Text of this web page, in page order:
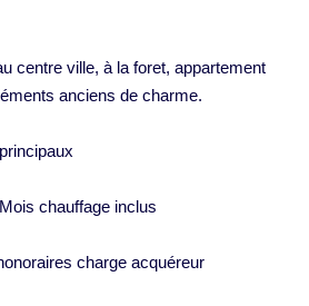
centre ville, à la foret, appartement
anciens de charme.
chauffage inclus
charge acquéreur